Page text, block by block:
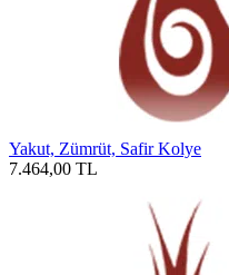
Yakut, Zümrüt, Safir Kolye
7.464,00 TL